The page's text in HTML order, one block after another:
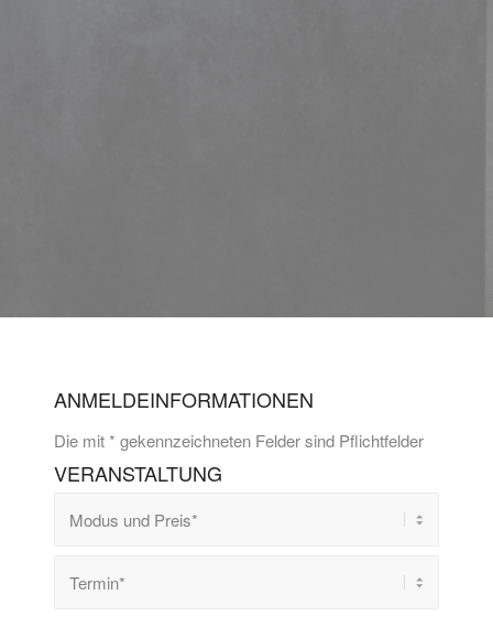
ANMELDEINFORMATIONEN
Die mit * gekennzeichneten Felder sind Pflichtfelder
VERANSTALTUNG